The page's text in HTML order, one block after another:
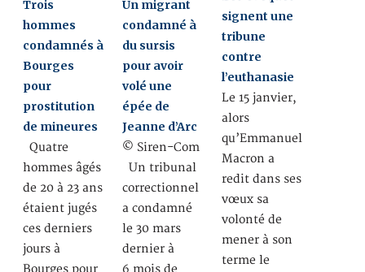
Trois
hommes
condamnés à
Bourges
pour
prostitution
de mineures
Quatre
hommes âgés
de 20 à 23 ans
étaient jugés
ces derniers
jours à
Bourges pour
Un migrant
condamné à
du sursis
pour avoir
volé une
épée de
Jeanne d’Arc
© Siren-Com
Un tribunal
correctionnel
a condamné
le 30 mars
dernier à
6 mois de
signent une
tribune
contre
l’euthanasie
Le 15 janvier,
alors
qu’Emmanuel
Macron a
redit dans ses
vœux sa
volonté de
mener à son
terme le